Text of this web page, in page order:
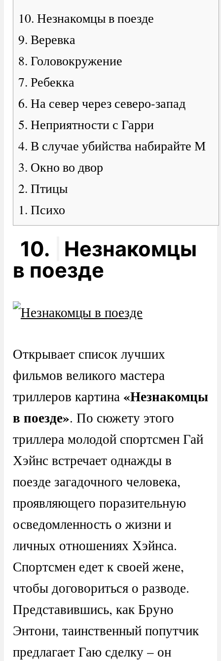
10. Незнакомцы в поезде
9. Веревка
8. Головокружение
7. Ребекка
6. На север через северо-запад
5. Неприятности с Гарри
4. В случае убийства набирайте М
3. Окно во двор
2. Птицы
1. Психо
10.
Незнакомцы
в поезде
Открывает список лучших
фильмов великого мастера
триллеров картина «Незнакомцы
в поезде». По сюжету этого
триллера молодой спортсмен Гай
Хэйнс встречает однажды в
поезде загадочного человека,
проявляющего поразительную
осведомленность о жизни и
личных отношениях Хэйнса.
Спортсмен едет к своей жене,
чтобы договориться о разводе.
Представившись, как Бруно
Энтони, таинственный попутчик
предлагает Гаю сделку – он